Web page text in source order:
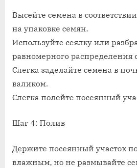
Высейте семена в
на упаковке семян.
Используйте сеялку или
равномерного распределения
Слегка заделайте семена в
валиком.
Слегка полейте посеянный
Шаг 4: Полив
Держите посеянный участок
влажным, но не размывайте